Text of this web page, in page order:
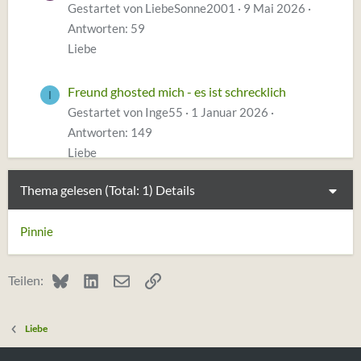
Gestartet von LiebeSonne2001
9 Mai 2026
Antworten: 59
Liebe
I Freund ghosted mich - es ist schrecklich
Gestartet von Inge55
1 Januar 2026
Antworten: 149
Liebe
G Freund erkrankt, Affäre, Trennen?
Liebe
Thema gelesen (Total: 1) Details
Pinnie
Teilen: BlueskyLinkedInE-MailLink
Liebe